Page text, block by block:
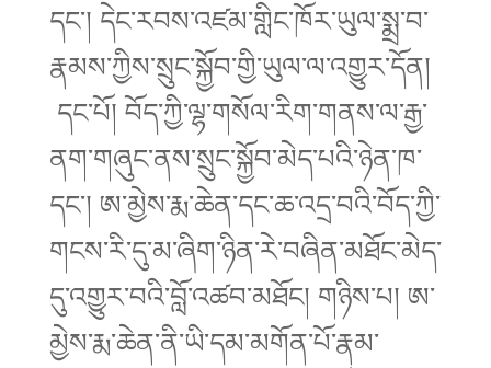
དང་། དེང་རབས་འཛམ་གླིང་ཁོར་ཡུལ་སྨྲ་བ་
རྣམས་ཀྱིས་སྲུང་སྐྱོབ་གྱི་ཡུལ་ལ་འགྱུར་དོན།
དང་པོ། བོད་ཀྱི་ལྷ་གསོལ་རིག་གནས་ལ་རྒྱ་
ནག་གཞུང་ནས་སྲུང་སྐྱོབ་མེད་པའི་ཉེན་ཁ་
དང་། ཨ་མྱེས་རྨ་ཆེན་དང་ཆ་འདྲ་བའི་བོད་ཀྱི་
གངས་རི་དུ་མ་ཞིག་ཉིན་རེ་བཞིན་མཐོང་མེད་
དུ་འགྱུར་བའི་བློ་འཚབ་མཐོང། གཉིས་པ། ཨ་
མྱེས་རྨ་ཆེན་ནི་ཡི་དམ་མགོན་པོ་རྣམ་